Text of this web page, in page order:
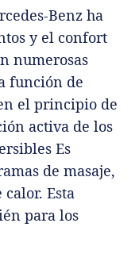
Benz ha
y el confort
numerosas
función de
el principio de
activa de los
Es
de masaje,
Esta
para los